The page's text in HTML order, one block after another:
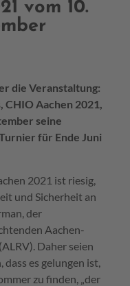
vom 10.
die Veranstaltung:
Aachen 2021,
seine
für Ende Juni
2021 ist riesig,
und Sicherheit an
der
Aachen-
Daher seien
es gelungen ist,
zu finden, „der